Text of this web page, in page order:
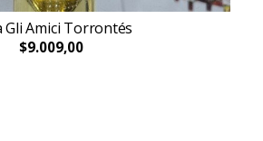
Gli Amici Torrontés
$9.009,00